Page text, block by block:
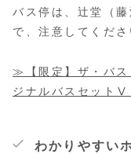
バス停は、辻堂（
で、注意してくださ
≫【限定】ザ・バス
ジナルバスセットⅤ
わかりやすい